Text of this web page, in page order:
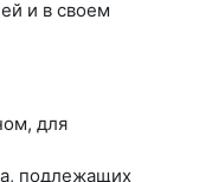
и в своем
для
подлежащих